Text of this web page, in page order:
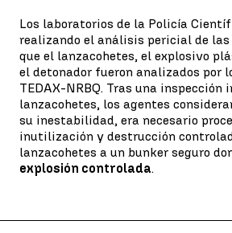
Los laboratorios de la Policía
realizando el análisis pericial de
que el lanzacohetes, el explosivo
el detonador fueron analizados por
TEDAX-NRBQ. Tras una inspección
lanzacohetes, los agentes
su inestabilidad, era necesario
inutilización y destrucción
lanzacohetes a un bunker seguro
explosión controlada.